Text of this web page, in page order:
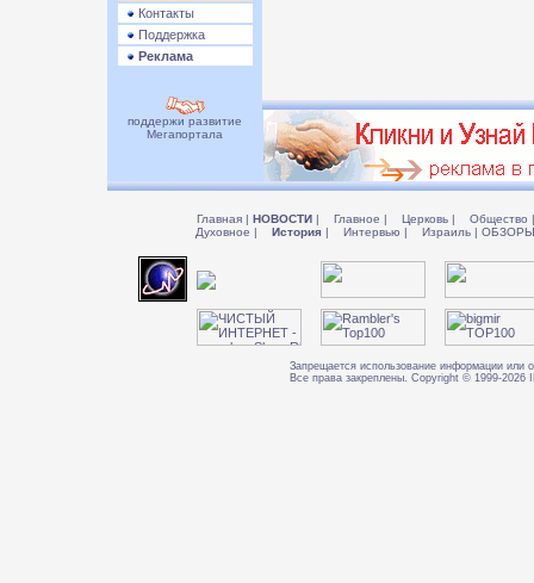
Контакты
Поддержка
Реклама
поддержи развитие
Мегапортала
Главная | НОВОСТИ | Главное | Церковь | Общество |
Духовное | История | Интервью | Израиль |
Запрещается использование информации или
Все права закреплены. Copyright © 1999-